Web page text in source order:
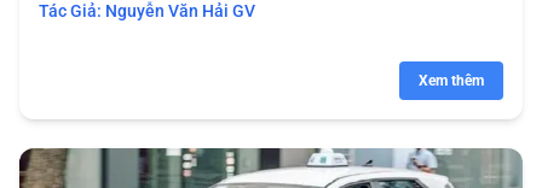
Tác Giả: Nguyễn Văn Hải GV
Xem thêm